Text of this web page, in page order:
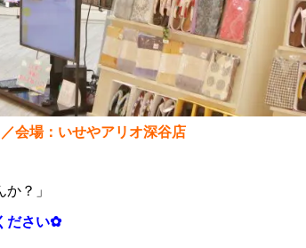
会場：いせやアリオ深谷店
？」
ださい✿